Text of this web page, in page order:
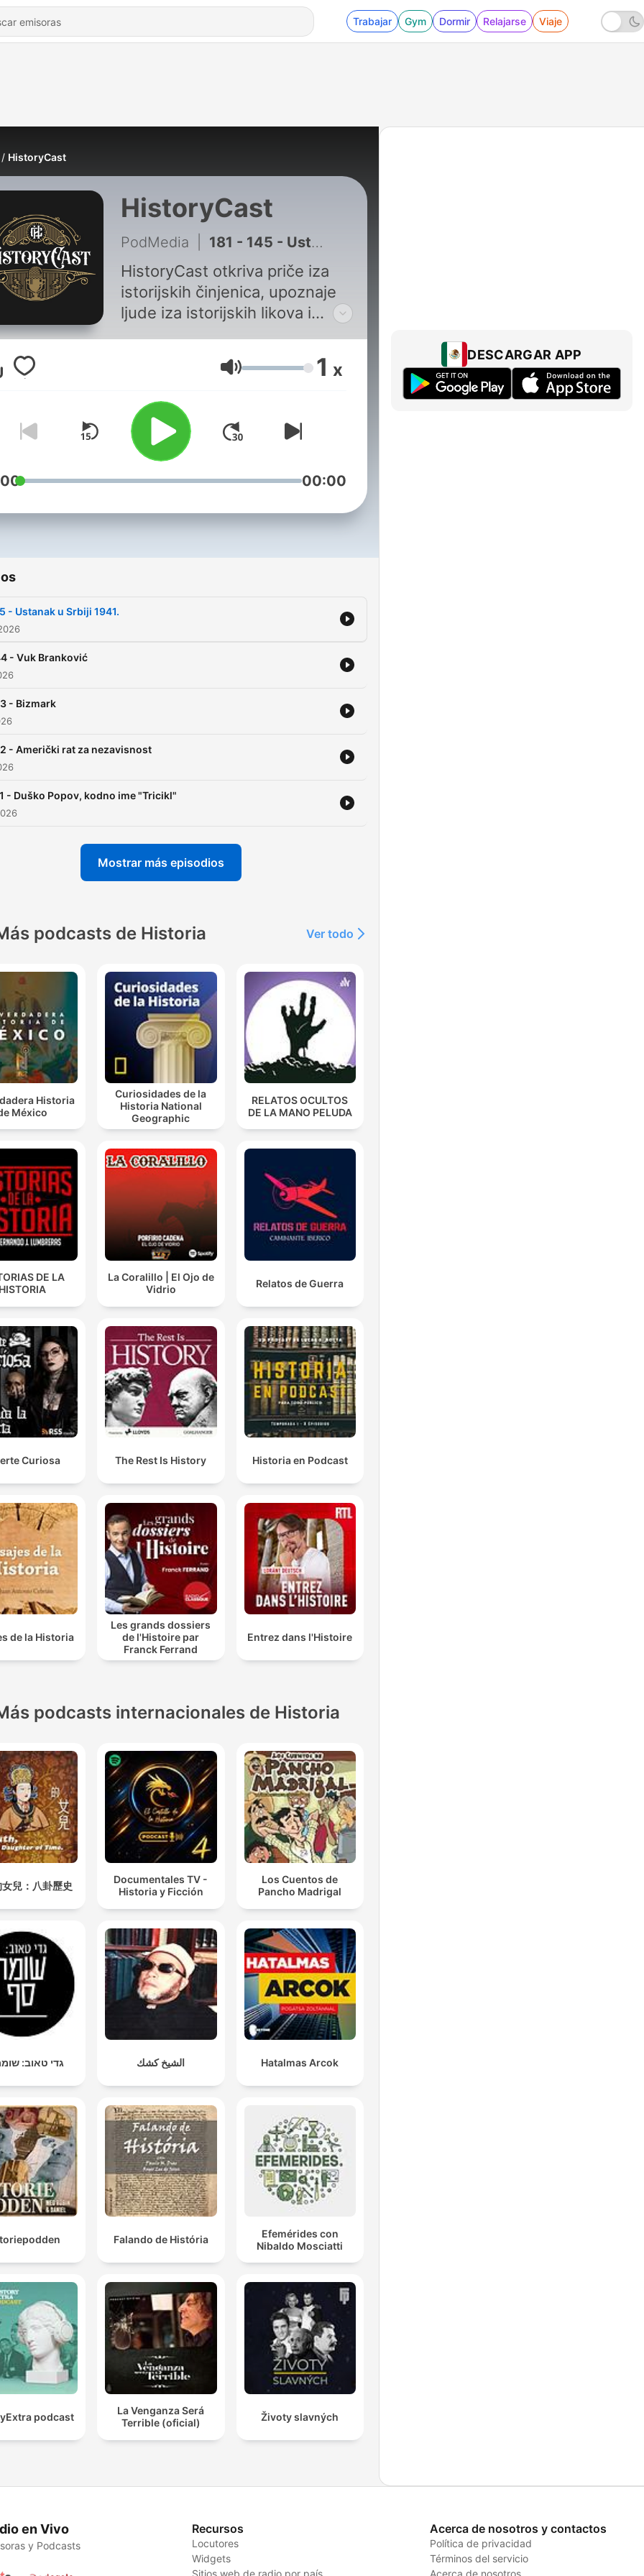
Trabajar Gym Dormir Relajarse Viaje
HistoryCast
HistoryCast
PodMedia 181 - 145 - Ustanak u Srbiji 1941.
HistoryCast otkriva priče iza
istorijskih činjenica, upoznaje
ljude iza istorijskih likova i
Volumen 1 x
00:00
- Ustanak u Srbiji 1941.
- Vuk Branković
- Bizmark
- Američki rat za nezavisnost
- Duško Popov, kodno ime "Tricikl"
Mostrar más episodios
podcasts de Historia Ver todo
Historia
México
Curiosidades de la
Historia National
Geographic
RELATOS OCULTOS
DE LA MANO PELUDA
DE LA
La Coralillo | El Ojo de
Vidrio
Relatos de Guerra
Curiosa The Rest Is History Historia en Podcast
de la Historia
Les grands dossiers
de l'Histoire par
Franck Ferrand
Entrez dans l'Histoire
podcasts internacionales de Historia
兒：八卦歷史
Documentales TV -
Historia y Ficción
Los Cuentos de
Pancho Madrigal
גדי טאוב: الشيخ كشك Hatalmas Arcok
Falando de História
Efemérides con
Nibaldo Mosciatti
podcast
La Venganza Será
Terrible (oficial)
Životy slavných
DESCARGAR APP
en Vivo
y Podcasts
Recursos
Locutores
Widgets
Sitios web de radio por país
Acerca de nosotros y contactos
Política de privacidad
Términos del servicio
Acerca de nosotros